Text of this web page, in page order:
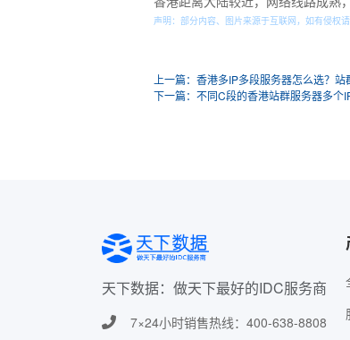
声明：部分内容、图片来源于互联网，如有侵权请
上一篇：香港多IP多段服务器怎么选？
下一篇：不同C段的香港站群服务器多
天下数据：做天下最好的IDC服务商
7×24小时销售热线：400-638-8808